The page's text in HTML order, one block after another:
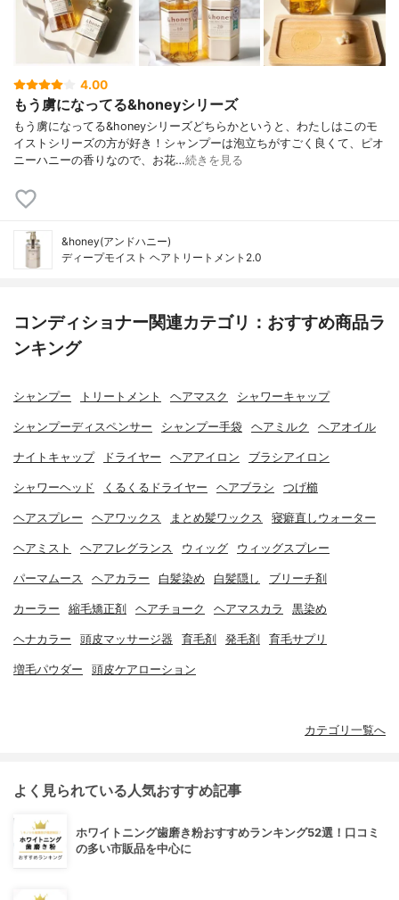
4.00
もう虜になってる&honeyシリーズ
もう虜になってる&honeyシリーズどちらかというと、わたしはこのモ
イストシリーズの方が好き！シャンプーは泡立ちがすごく良くて、ピオ
ニーハニーの香りなので、お花…続きを見る
&honey(アンドハニー)
ディープモイスト ヘアトリートメント2.0
コンディショナー関連カテゴリ：おすすめ商品ラ
ンキング
シャンプー トリートメント ヘアマスク シャワーキャップ
シャンプーディスペンサー シャンプー手袋 ヘアミルク ヘアオイル
ナイトキャップ ドライヤー ヘアアイロン ブラシアイロン
シャワーヘッド くるくるドライヤー ヘアブラシ つげ櫛
ヘアスプレー ヘアワックス まとめ髪ワックス 寝癖直しウォーター
ヘアミスト ヘアフレグランス ウィッグ ウィッグスプレー
パーマムース ヘアカラー 白髪染め 白髪隠し ブリーチ剤
カーラー 縮毛矯正剤 ヘアチョーク ヘアマスカラ 黒染め
ヘナカラー 頭皮マッサージ器 育毛剤 発毛剤 育毛サプリ
増毛パウダー 頭皮ケアローション
カテゴリ一覧へ
よく見られている人気おすすめ記事
ホワイトニング歯磨き粉おすすめランキング52選！口コミ
の多い市販品を中心に